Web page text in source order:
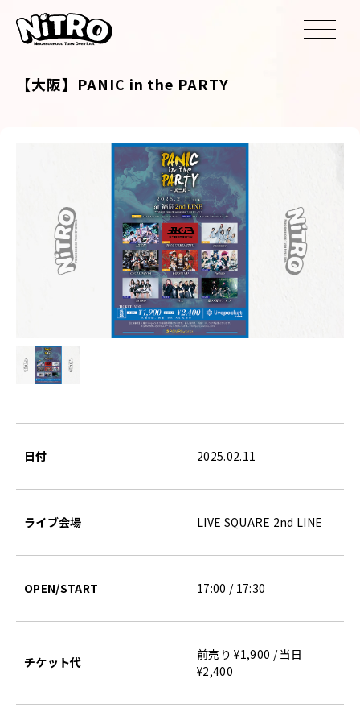
【大阪】PANIC in the PARTY
日付 2025.02.11
ライブ会場 LIVE SQUARE 2nd LINE
OPEN/START 17:00 / 17:30
チケット代
前売り ¥1,900 / 当日
¥2,400